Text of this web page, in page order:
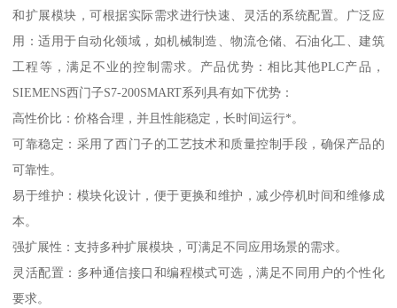
和扩展模块，可根据实际需求进行快速、灵活的系统配置。广泛应
用：适用于自动化领域，如机械制造、物流仓储、石油化工、建筑
工程等，满足不业的控制需求。产品优势：相比其他PLC产品，
SIEMENS西门子S7-200SMART系列具有如下优势：
高性价比：价格合理，并且性能稳定，长时间运行*。
可靠稳定：采用了西门子的工艺技术和质量控制手段，确保产品的
可靠性。
易于维护：模块化设计，便于更换和维护，减少停机时间和维修成
本。
强扩展性：支持多种扩展模块，可满足不同应用场景的需求。
灵活配置：多种通信接口和编程模式可选，满足不同用户的个性化
要求。